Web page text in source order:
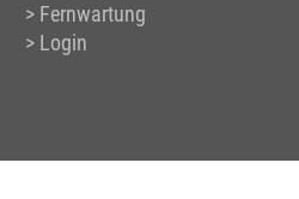
Fernwartung
Login